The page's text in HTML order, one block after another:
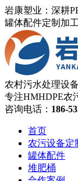
岩康塑业：深耕
罐体配件定制加
农村污水处理设
专注HMHDPE农
咨询电话： 186-
首页
农污设备定
罐体配件
堆肥桶